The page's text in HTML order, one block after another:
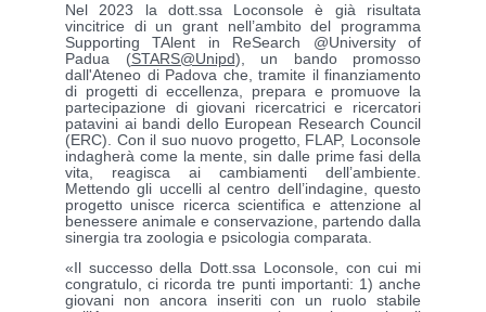
Nel 2023 la dott.ssa Loconsole è già risultata
vincitrice di un grant nell’ambito del programma
Supporting TAlent in ReSearch @University of
Padua (STARS@Unipd), un bando promosso
dall'Ateneo di Padova che, tramite il finanziamento
di progetti di eccellenza, prepara e promuove la
partecipazione di giovani ricercatrici e ricercatori
patavini ai bandi dello European Research Council
(ERC). Con il suo nuovo progetto, FLAP, Loconsole
indagherà come la mente, sin dalle prime fasi della
vita, reagisca ai cambiamenti dell’ambiente.
Mettendo gli uccelli al centro dell’indagine, questo
progetto unisce ricerca scientifica e attenzione al
benessere animale e conservazione, partendo dalla
sinergia tra zoologia e psicologia comparata.
«Il successo della Dott.ssa Loconsole, con cui mi
congratulo, ci ricorda tre punti importanti: 1) anche
giovani non ancora inseriti con un ruolo stabile